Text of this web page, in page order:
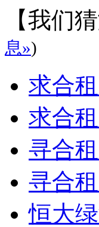
【我们
息»)
求合
求合
寻合
寻合
恒大